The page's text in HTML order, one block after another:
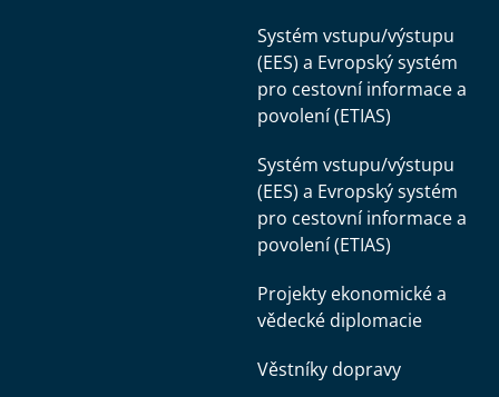
Systém vstupu/výstupu
(EES) a Evropský systém
pro cestovní informace a
povolení (ETIAS)
Systém vstupu/výstupu
(EES) a Evropský systém
pro cestovní informace a
povolení (ETIAS)
Projekty ekonomické a
vědecké diplomacie
Věstníky dopravy